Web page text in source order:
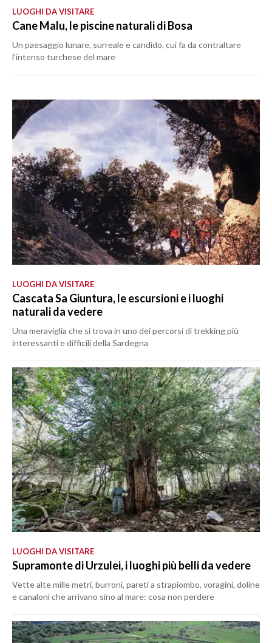
LUOGHI DA VISITARE
Cane Malu, le piscine naturali di Bosa
Un paesaggio lunare, surreale e candido, cui fa da contraltare
l’intenso turchese del mare
LUOGHI DA VISITARE
Cascata Sa Giuntura, le escursioni e i luoghi
naturali da vedere
Una meraviglia che si trova in uno dei percorsi di trekking più
interessanti e difficili della Sardegna
LUOGHI DA VISITARE
Supramonte di Urzulei, i luoghi più belli da vedere
Vette alte mille metri, burroni, pareti a strapiombo, voragini, doline
e canaloni che arrivano sino al mare: cosa non perdere